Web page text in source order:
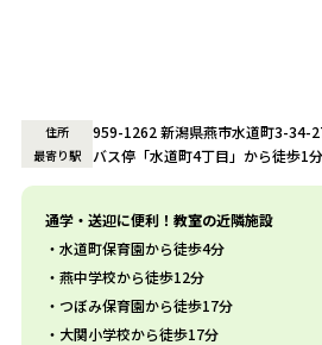
住所 959-1262 新潟県燕市水道町3-34-
最寄り駅 バス停「水道町4丁目」から徒歩1分
通学・送迎に便利！教室の近隣施設
水道町保育園から徒歩4分
燕中学校から徒歩12分
つぼみ保育園から徒歩17分
大関小学校から徒歩17分